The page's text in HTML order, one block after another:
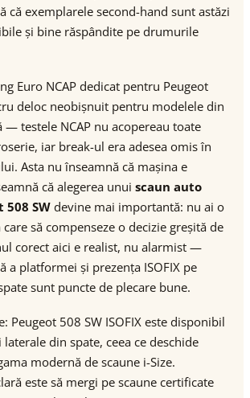
că exemplarele second-hand sunt astăzi
și bine răspândite pe drumurile
Euro NCAP dedicat pentru Peugeot
deloc neobișnuit pentru modelele din
— testele NCAP nu acopereau toate
iar break-ul era adesea omis în
Asta nu înseamnă că mașina e
că alegerea unui scaun auto
508 SWdevine mai importantă: nu ai o
să compenseze o decizie greșită de
corect aici e realist, nu alarmist —
a platformei și prezența ISOFIX pe
sunt puncte de plecare bune.
Peugeot 508 SW ISOFIX este disponibil
din spate, ceea ce deschide
modernă de scaune i-Size.
este să mergi pe scaune certificate